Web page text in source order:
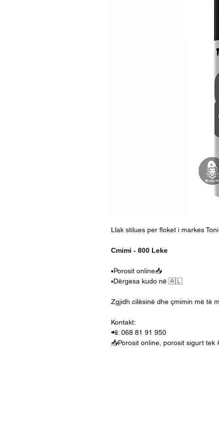
Llak stilues per floket i markes
Cmimi - 800 Leke
▪️Porosit online📥
▪️Dërgesa kudo në 🇦🇱
Zgjidh cilësinë dhe çmimin më të
Kontakt:
📲: 068 81 91 950
📥Porosit online, porosit sigurt tek